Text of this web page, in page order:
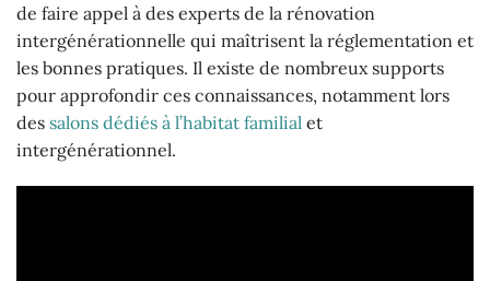
de faire appel à des experts de la rénovation
intergénérationnelle qui maîtrisent la réglementation et
les bonnes pratiques. Il existe de nombreux supports
pour approfondir ces connaissances, notamment lors
des salons dédiés à l’habitat familial et
intergénérationnel.